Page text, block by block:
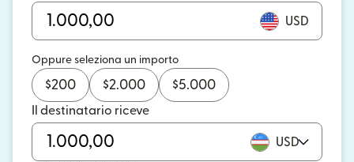
USD
Oppure seleziona un importo
$200 $2.000 $5.000
Il destinatario riceve
USD